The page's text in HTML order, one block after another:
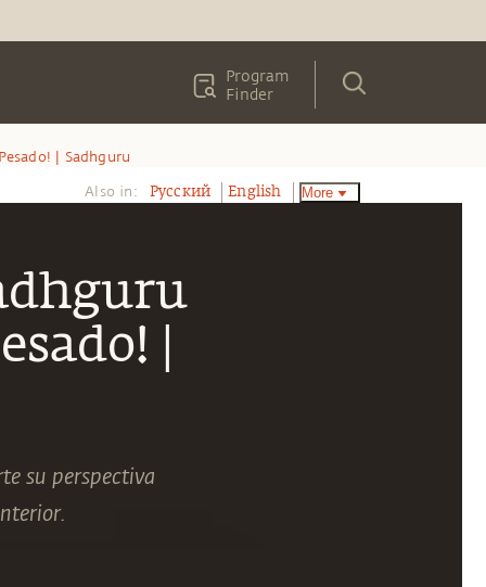
Program
Finder
| Sadhguru
Also in: Pусский English More
|
su perspectiva